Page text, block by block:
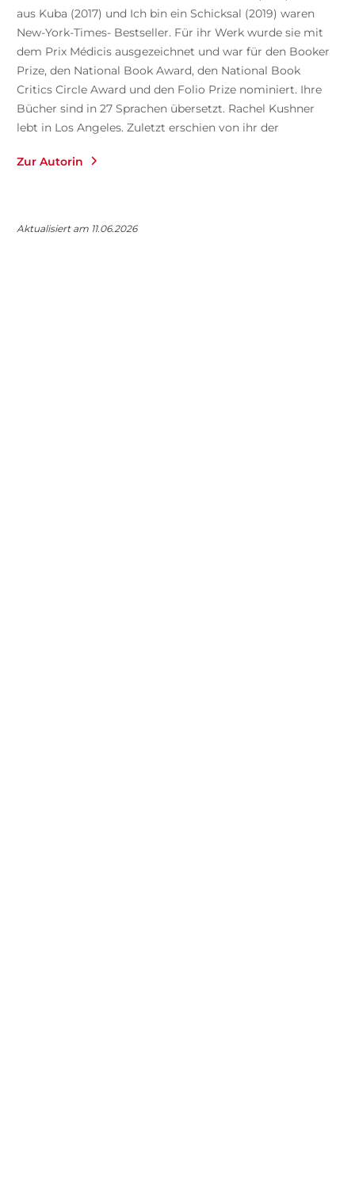
aus Kuba (2017) und Ich bin ein Schicksal (2019) waren
New-York-Times- Bestseller. Für ihr Werk wurde sie mit
dem Prix Médicis ausgezeichnet und war für den Booker
Prize, den National Book Award, den National Book
Critics Circle Award und den Folio Prize nominiert. Ihre
Bücher sind in 27 Sprachen übersetzt. Rachel Kushner
lebt in Los Angeles. Zuletzt erschien von ihr der
Zur Autorin
Aktualisiert am 11.06.2026